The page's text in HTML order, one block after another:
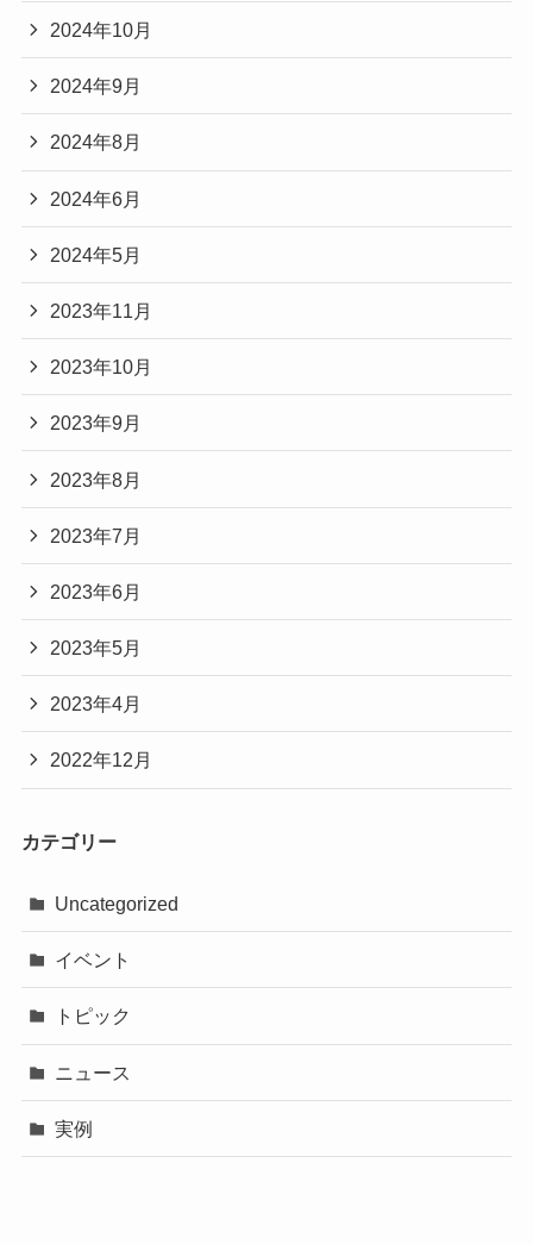
2024年10月
2024年9月
2024年8月
2024年6月
2024年5月
2023年11月
2023年10月
2023年9月
2023年8月
2023年7月
2023年6月
2023年5月
2023年4月
2022年12月
カテゴリー
Uncategorized
イベント
トピック
ニュース
実例